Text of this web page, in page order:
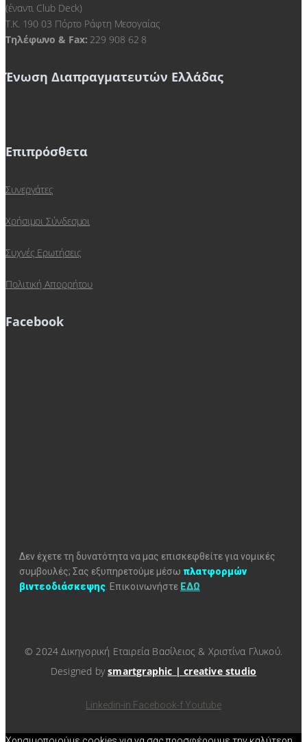
(έναντι Club Deck)
Τ.Κ. 190 03 Πόρτο Ράφτη Μεσογαίας
Τηλέφωνο & Fax: 229 908 62 8
Ένωση Διαπραγματευτών Ελλάδας
Επιπρόσθετα
Συνεργάτες
Χρήσιμοι Σύνδεσμοι
Συχνές Ερωτήσεις
Πολιτική Απορρήτου
Facebook
Δεν έχετε τη δυνατότητα να μας επισκεφθείτε για νομικές
συμβουλές; Σας εξυπηρετούμε μέσω πλατφορμών
βιντεοδιάσκεψης Επικοινωνήστε ΕΔΩ
© 2024 Δικηγορική Εταιρεία Βασίλειος & Χριστίνα Γλυκού.
Designed bysmartgraphic | creative studio
Linkedin-in Facebook-f Youtube